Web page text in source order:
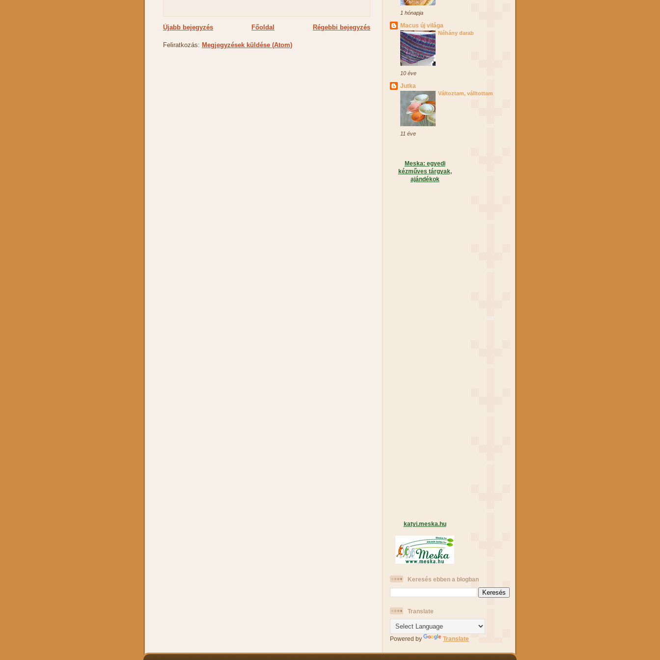
Újabb bejegyzés Régebbi bejegyzés
Főoldal
Feliratkozás: Megjegyzések küldése (Atom)
1 hónapja
Macus új világa
Néhány darab
10 éve
Jutka
Változtam, válltottam
11 éve
Meska: egyedi
kézműves tárgyak,
ajándékok
katyi.meska.hu
Keresés ebben a blogban
Translate
Powered by Translate